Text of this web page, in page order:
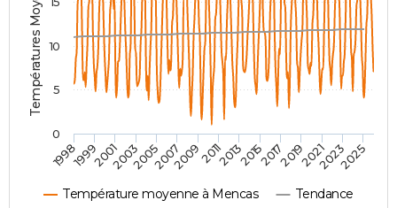
Destinations
City break
Voyage nature
Voyage de noces
Forum
Climat
PHOTO
GUIDES D'ACHAT
BONS PLANS
CARTE DE VOEUX
Carte de Noël
Carte Bonne année
Carte Saint-Valentin
Carte Pâques
Carte d'anniversaire
DICTIONNAIRE
Dictionnaire
Biographies
Citations
Expressions
Proverbes
PROGRAMME TVTempérature moyenne à Mencas Tendance
199819992001200320052007200920112013201520172019202120232025
0
5
10